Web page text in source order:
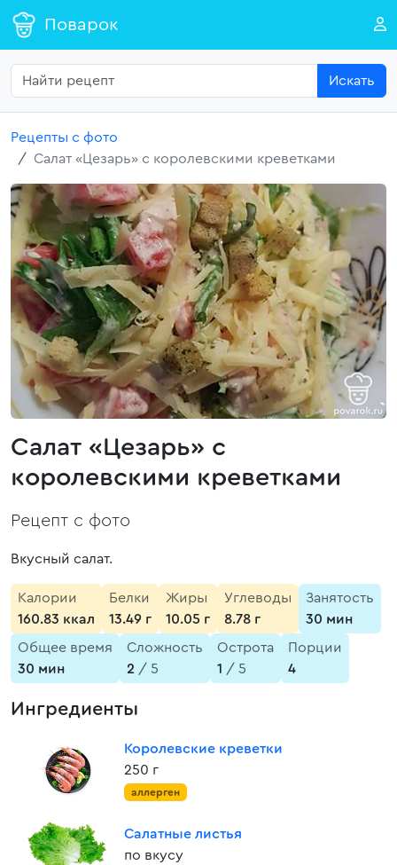
Поварок
Искать
Рецепты с фото
Салат «Цезарь» с королевскими креветками
Салат «Цезарь» с
королевскими креветками
Рецепт с фото
Вкусный салат.
Калории
160.83 ккал
Белки
13.49 г
Жиры
10.05 г
Углеводы
8.78 г
Занятость
30 мин
Общее время
30 мин
Сложность
2 / 5
Острота
1 / 5
Порции
4
Ингредиенты
Королевские креветки
250 г
аллерген
Салатные листья
по вкусу